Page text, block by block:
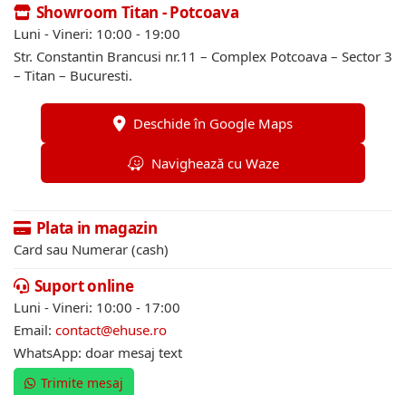
Showroom Titan - Potcoava
Luni - Vineri: 10:00 - 19:00
Str. Constantin Brancusi nr.11 – Complex Potcoava – Sector 3
– Titan – Bucuresti.
Deschide în Google Maps
Navighează cu Waze
Plata in magazin
Card sau Numerar (cash)
Suport online
Luni - Vineri: 10:00 - 17:00
Email: contact@ehuse.ro
WhatsApp: doar mesaj text
Trimite mesaj